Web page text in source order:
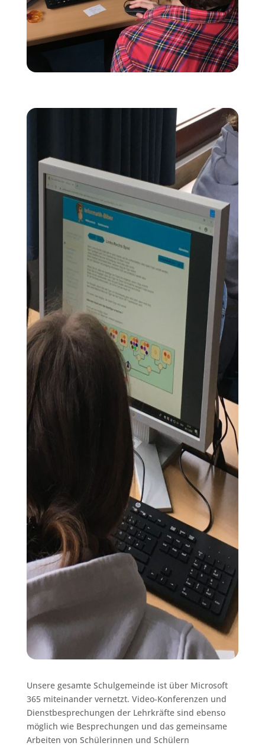
Unsere gesamte Schulgemeinde ist über Microsoft
365 miteinander vernetzt. Video-Konferenzen und
Dienstbesprechungen der Lehrkräfte sind ebenso
möglich wie Besprechungen und das gemeinsame
Arbeiten von Schülerinnen und Schülern